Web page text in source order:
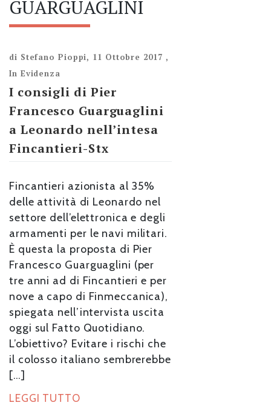
GUARGUAGLINI
di Stefano Pioppi, 11 Ottobre 2017 ,
In Evidenza
I consigli di Pier
Francesco Guarguaglini
a Leonardo nell’intesa
Fincantieri-Stx
Fincantieri azionista al 35%
delle attività di Leonardo nel
settore dell’elettronica e degli
armamenti per le navi militari.
È questa la proposta di Pier
Francesco Guarguaglini (per
tre anni ad di Fincantieri e per
nove a capo di Finmeccanica),
spiegata nell’intervista uscita
oggi sul Fatto Quotidiano.
L’obiettivo? Evitare i rischi che
il colosso italiano sembrerebbe
[…]
LEGGI TUTTO